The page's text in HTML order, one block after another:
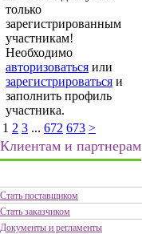
1 2 3 ... 672 673 >
только
зарегистрированным
участникам!
Необходимо
авторизоваться или
зарегистрироваться и
заполнить профиль
участника.
Клиентам и партнерам
Стать поставщиком
Стать заказчиком
Документы и регламенты